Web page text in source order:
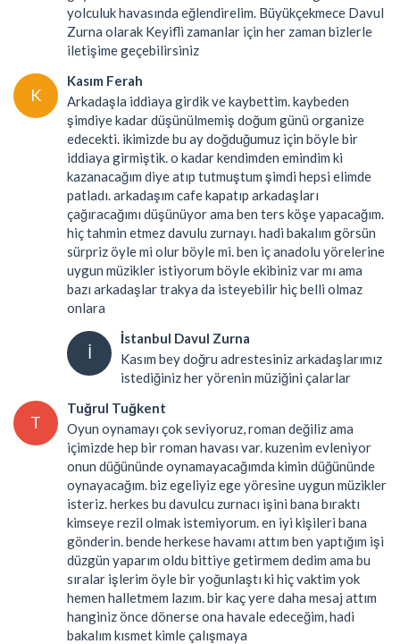
yolculuk havasında eğlendirelim. Büyükçekmece Davul
Zurna olarak Keyifli zamanlar için her zaman bizlerle
iletişime geçebilirsiniz
K
Kasım Ferah
Arkadaşla iddiaya girdik ve kaybettim. kaybeden
şimdiye kadar düşünülmemiş doğum günü organize
edecekti. ikimizde bu ay doğduğumuz için böyle bir
iddiaya girmiştik. o kadar kendimden emindim ki
kazanacağım diye atıp tutmuştum şimdi hepsi elimde
patladı. arkadaşım cafe kapatıp arkadaşları
çağıracağımı düşünüyor ama ben ters köşe yapacağım.
hiç tahmin etmez davulu zurnayı. hadi bakalım görsün
sürpriz öyle mi olur böyle mi. ben iç anadolu yörelerine
uygun müzikler istiyorum böyle ekibiniz var mı ama
bazı arkadaşlar trakya da isteyebilir hiç belli olmaz
onlara
İ
İstanbul Davul Zurna
Kasım bey doğru adrestesiniz arkadaşlarımız
istediğiniz her yörenin müziğini çalarlar
T
Tuğrul Tuğkent
Oyun oynamayı çok seviyoruz, roman değiliz ama
içimizde hep bir roman havası var. kuzenim evleniyor
onun düğününde oynamayacağımda kimin düğününde
oynayacağım. biz egeliyiz ege yöresine uygun müzikler
isteriz. herkes bu davulcu zurnacı işini bana bıraktı
kimseye rezil olmak istemiyorum. en iyi kişileri bana
gönderin. bende herkese havamı attım ben yaptığım işi
düzgün yaparım oldu bittiye getirmem dedim ama bu
sıralar işlerim öyle bir yoğunlaştı ki hiç vaktim yok
hemen halletmem lazım. bir kaç yere daha mesaj attım
hanginiz önce dönerse ona havale edeceğim, hadi
bakalım kısmet kimle çalışmaya